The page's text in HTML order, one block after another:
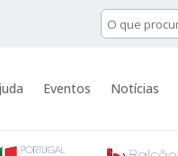
Eventos Notícias